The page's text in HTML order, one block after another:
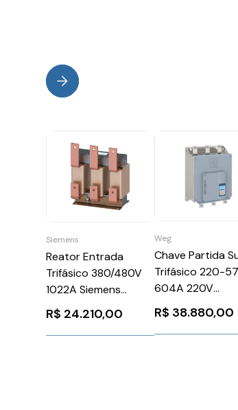
Siemens
Reator Entrada
Trifásico 380/480V
1022A Siemens
6SL30000CE410AA0
R$ 24.210,00
Weg
Chave Partida
Trifásico 220-
604A 220V
WEG Weg
R$ 38.880,00